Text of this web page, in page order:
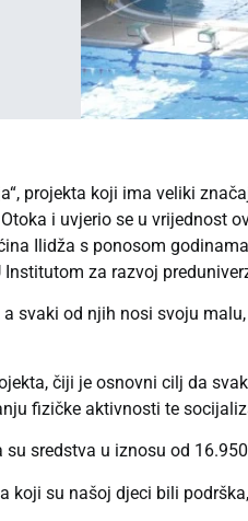
projekta koji ima veliki
i uvjerio se u vrijednost
Ilidža s ponosom
za razvoj
svaki od njih nosi svoju
čiji je osnovni cilj da
fizičke aktivnosti te
sredstva u iznosu od
su našoj djeci bili